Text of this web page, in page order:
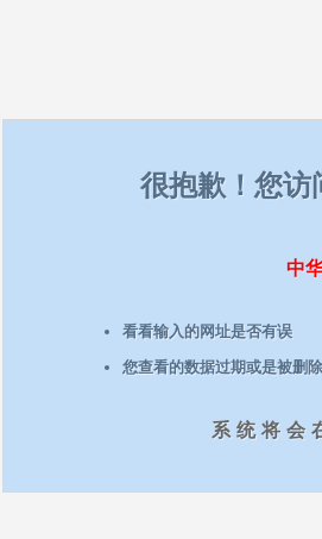
很抱歉！您访
中
看看输入的网址是否有误
您查看的数据过期或是被删除
系统将会